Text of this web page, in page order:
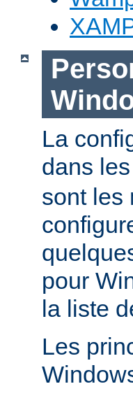
La
dans
sont les
pour
la liste
Les